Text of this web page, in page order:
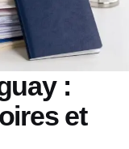
:
et